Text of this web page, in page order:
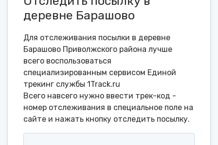
деревне Барашово
Для отслеживания посылки в деревне
Барашово Приволжского района лучше
всего воспользоваться
специализированным сервисом Единой
трекинг службы 1Track.ru
Всего навсего нужно ввести трек-код -
номер отслеживания в специальное поле на
сайте и нажать кнопку отследить посылку.